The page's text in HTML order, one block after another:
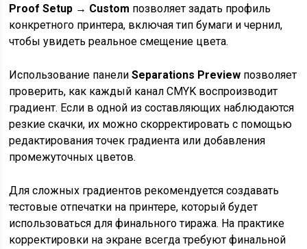
Proof Setup → Custom позволяет задать профиль
конкретного принтера, включая тип бумаги и чернил,
чтобы увидеть реальное смещение цвета.
Использование панелиSeparations Preview позволяет
проверить, как каждый канал CMYK воспроизводит
градиент. Если в одной из составляющих наблюдаются
резкие скачки, их можно скорректировать с помощью
редактирования точек градиента или добавления
промежуточных цветов.
Для сложных градиентов рекомендуется создавать
тестовые отпечатки на принтере, который будет
использоваться для финального тиража. На практике
корректировки на экране всегда требуют финальной